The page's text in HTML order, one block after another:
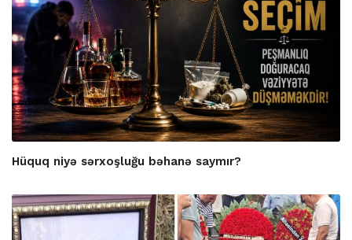
Hüquq niyə sərxoşluğu bəhanə saymır?